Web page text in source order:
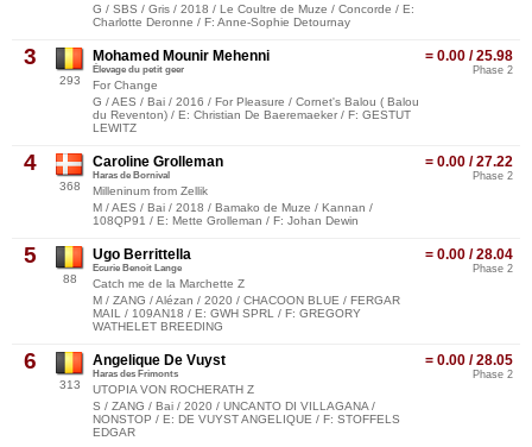
G / SBS / Gris / 2018 / Le Coultre de Muze / Concorde / E:
Charlotte Deronne / F: Anne-Sophie Detournay
3
293
= 0.00 / 25.98
Phase 2
Mohamed Mounir Mehenni
Élevage du petit geer
For Change
G / AES / Bai / 2016 / For Pleasure / Cornet's Balou ( Balou
du Reventon) / E: Christian De Baeremaeker / F: GESTUT
LEWITZ
4
368
= 0.00 / 27.22
Phase 2
Caroline Grolleman
Haras de Bornival
Milleninum from Zellik
M / AES / Bai / 2018 / Bamako de Muze / Kannan /
108QP91 / E: Mette Grolleman / F: Johan Dewin
5
88
= 0.00 / 28.04
Phase 2
Ugo Berrittella
Ecurie Benoit Lange
Catch me de la Marchette Z
M / ZANG / Alézan / 2020 / CHACOON BLUE / FERGAR
MAIL / 109AN18 / E: GWH SPRL / F: GREGORY
WATHELET BREEDING
6
313
= 0.00 / 28.05
Phase 2
Angelique De Vuyst
Haras des Frimonts
UTOPIA VON ROCHERATH Z
S / ZANG / Bai / 2020 / UNCANTO DI VILLAGANA /
NONSTOP / E: DE VUYST ANGELIQUE / F: STOFFELS
EDGAR